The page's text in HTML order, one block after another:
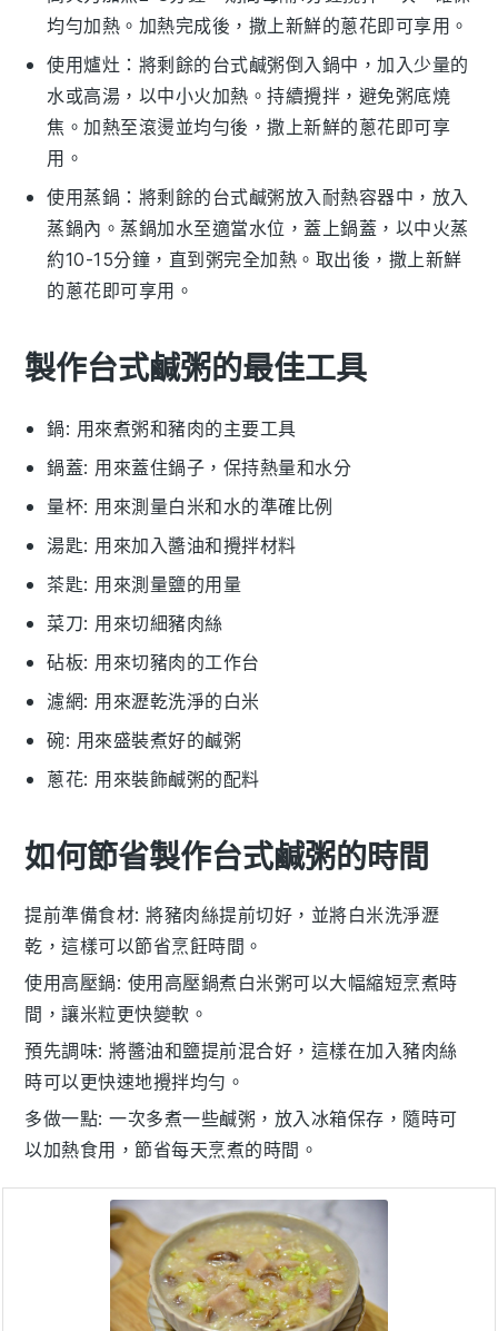
均勻加熱。加熱完成後，撒上新鮮的蔥花即可享用。
使用爐灶：將剩餘的台式鹹粥倒入鍋中，加入少量的
水或高湯 ，以中小火加熱。持續攪拌，避免粥底燒
焦。加熱至滾燙並均勻後，撒上新鮮的蔥花即可享
用。
使用蒸鍋：將剩餘的台式鹹粥放入耐熱容器中，放入
蒸鍋內。蒸鍋加水至適當水位，蓋上鍋蓋，以中火蒸
約10-15分鐘，直到粥完全加熱。取出後，撒上新鮮
的蔥花即可享用。
製作台式鹹粥的最佳工具
鍋: 用來煮粥和豬肉的主要工具
鍋蓋: 用來蓋住鍋子，保持熱量和水分
量杯: 用來測量白米和水的準確比例
湯匙: 用來加入醬油和攪拌材料
茶匙: 用來測量鹽的用量
菜刀: 用來切細豬肉絲
砧板: 用來切豬肉的工作台
濾網: 用來瀝乾洗淨的白米
碗: 用來盛裝煮好的鹹粥
蔥花: 用來裝飾鹹粥的配料
如何節省製作台式鹹粥的時間
提前準備食材: 將豬肉絲提前切好，並將白米洗淨瀝
乾，這樣可以節省烹飪時間。
使用高壓鍋: 使用高壓鍋煮白米粥可以大幅縮短烹煮時
間，讓米粒更快變軟。
預先調味: 將醬油和鹽提前混合好，這樣在加入豬肉絲
時可以更快速地攪拌均勻。
多做一點: 一次多煮一些鹹粥 ，放入冰箱保存，隨時可
以加熱食用，節省每天烹煮的時間。